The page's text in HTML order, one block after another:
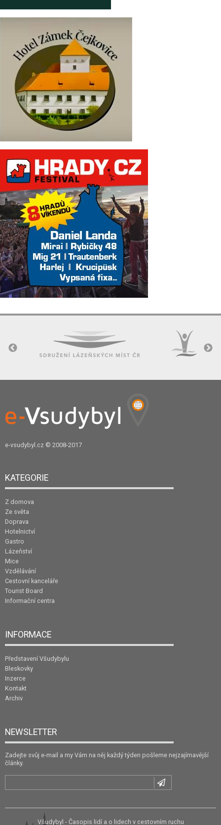
e-vsudybyl.cz © 2008-2017
KATEGORIE
Z domova
Ze světa
Doprava
Hotelnictví
Gastro
Lázeňství
Mice
Vzdělávání
Cestovní kanceláře
Tourist Board
Informační centra
INFORMACE
Představení Všudybylu
Bleskovky
Inzerce
Kontakt
Archiv
NEWSLETTER
Zadejte svůj e-mail a my Vám na něj každý týden pošleme nejzajímavější
články.
Všudybyl - Časopis lidí a o lidech v cestovním ruchu